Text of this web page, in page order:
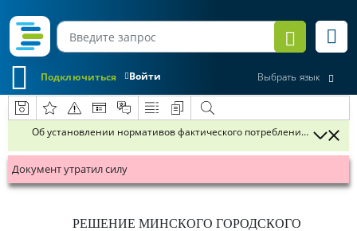
Войти
Подключиться Выбрать язык
Об установлении нормативов фактического потребления тепловой
Документ утратил силу
РЕШЕНИЕ МИНСКОГО ГОРОДСКОГО